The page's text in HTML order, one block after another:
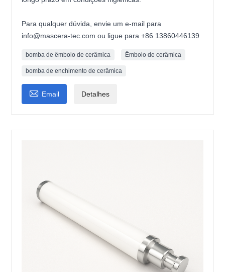
Para qualquer dúvida, envie um e-mail para
info@mascera-tec.com ou ligue para +86 13860446139
bomba de êmbolo de cerâmica Êmbolo de cerâmica
bomba de enchimento de cerâmica
 Email Detalhes